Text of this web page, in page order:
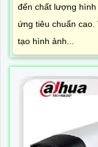
đến chất lượng
ứng tiêu chuẩn
tạo hình ảnh...